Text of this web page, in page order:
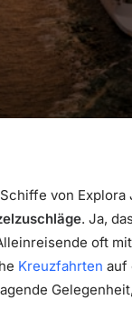
von
. Ja,
oft
Kreuzfahrten auf